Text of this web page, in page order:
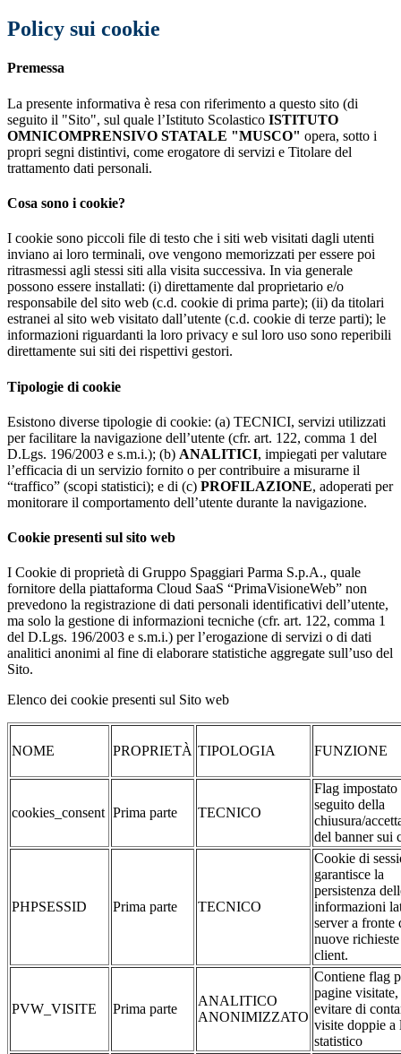
Policy sui cookie
Premessa
La presente informativa è resa con riferimento a questo sito (di
seguito il "Sito", sul quale l’Istituto Scolastico ISTITUTO
OMNICOMPRENSIVO STATALE "MUSCO" opera, sotto i
propri segni distintivi, come erogatore di servizi e Titolare del
trattamento dati personali.
Cosa sono i cookie?
I cookie sono piccoli file di testo che i siti web visitati dagli utenti
inviano ai loro terminali, ove vengono memorizzati per essere poi
ritrasmessi agli stessi siti alla visita successiva. In via generale
possono essere installati: (i) direttamente dal proprietario e/o
responsabile del sito web (c.d. cookie di prima parte); (ii) da titolari
estranei al sito web visitato dall’utente (c.d. cookie di terze parti); le
informazioni riguardanti la loro privacy e sul loro uso sono reperibili
direttamente sui siti dei rispettivi gestori.
Tipologie di cookie
Esistono diverse tipologie di cookie: (a) TECNICI, servizi utilizzati
per facilitare la navigazione dell’utente (cfr. art. 122, comma 1 del
D.Lgs. 196/2003 e s.m.i.); (b) ANALITICI, impiegati per valutare
l’efficacia di un servizio fornito o per contribuire a misurarne il
“traffico” (scopi statistici); e di (c) PROFILAZIONE, adoperati per
monitorare il comportamento dell’utente durante la navigazione.
Cookie presenti sul sito web
I Cookie di proprietà di Gruppo Spaggiari Parma S.p.A., quale
fornitore della piattaforma Cloud SaaS “PrimaVisioneWeb” non
prevedono la registrazione di dati personali identificativi dell’utente,
ma solo la gestione di informazioni tecniche (cfr. art. 122, comma 1
del D.Lgs. 196/2003 e s.m.i.) per l’erogazione di servizi o di dati
analitici anonimi al fine di elaborare statistiche aggregate sull’uso del
Sito.
Elenco dei cookie presenti sul Sito web
NOME PROPRIETÀ TIPOLOGIA FUNZIONE
cookies_consent Prima parte TECNICO
Flag impostato
seguito della
chiusura/
del banner sui
PHPSESSID Prima parte TECNICO
Cookie di
garantisce la
persistenza
informazioni
server a fronte
nuove
client.
PVW_VISITE Prima parte
ANALITICO
ANONIMIZZATO
Contiene flag
pagine visitate,
evitare di
visite doppie a
statistico